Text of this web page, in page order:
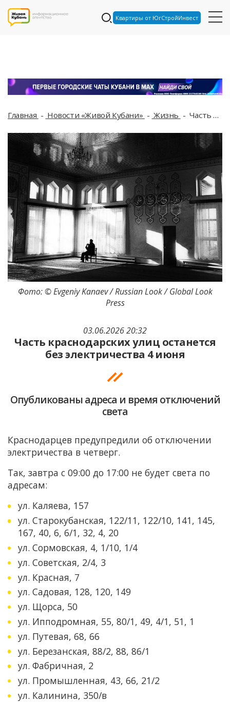
Квартиры от ЮгСтройИнвест
Главная Новости «Живой Кубани» Жизнь Часть краснодарских улиц останется без электричества 4 июня
03.06.2026 20:32
Часть краснодарских улиц останется
без электричества 4 июня
Опубликованы адреса и время отключений
света
Фото: © Evgeniy Kanaev / Russian Look / Global Look
Press
Краснодарцев предупредили об отключении
электричества в четверг.
Так, завтра с 09:00 до 17:00 не будет света по
адресам:
ул. Каляева, 157
ул. Старокубанская, 122/11, 122/10, 141, 145,
167, 40, 6, 6/1, 32, 4, 20
ул. Сормовская, 4, 1/10, 1/4
ул. Советская, 2/4, 3
ул. Красная, 7
ул. Садовая, 128, 120, 149
ул. Щорса, 50
ул. Ипподромная, 55, 80/1, 49, 4/1, 51, 1
ул. Путевая, 68, 66
ул. Березанская, 88/2, 88, 86/1
ул. Фабричная, 2
ул. Промышленная, 43, 66, 21/2
ул. Калинина, 350/в